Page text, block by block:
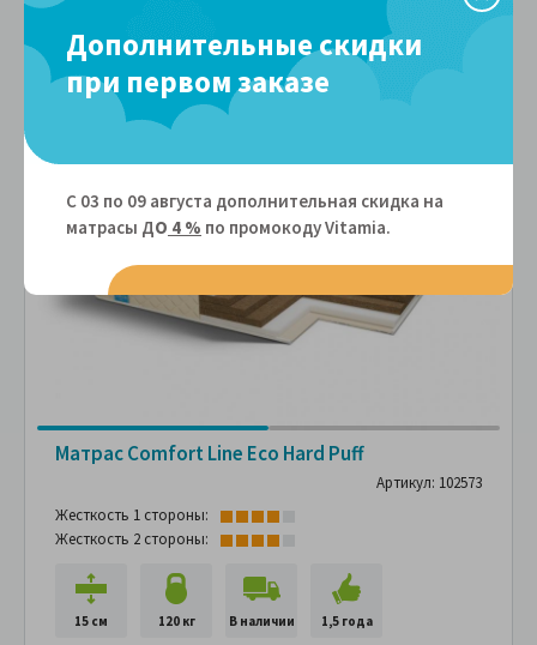
-25%
Матрас Comfort Line Eco Hard Puff
Артикул: 102573
Жесткость 1 стороны:
Жесткость 2 стороны:
15 см 120 кг В наличии 1,5 года
Дополнительные скидки
при первом заказе
С 03 по 09 августа дополнительная скидка на
матрасы ДО 4 % по промокоду Vitamiа.